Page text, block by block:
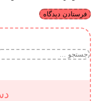
جستجو
برای: